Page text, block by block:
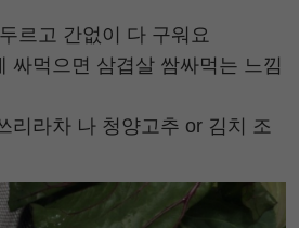
르고 간없이 다 구워요
싸먹으면 삼겹살 쌈싸먹는 느낌
리라차 나 청양고추 or 김치 조